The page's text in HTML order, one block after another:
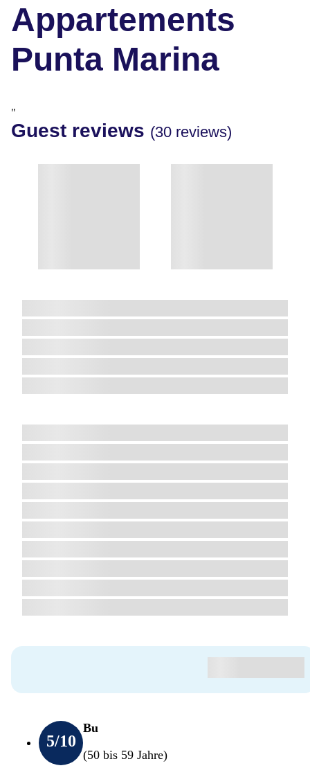
Appartements
Punta Marina
"
Guest reviews (30 reviews)
5/10
Bu
(50 bis 59 Jahre)